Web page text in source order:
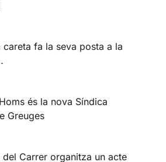
careta fa la seva posta a la
és la nova Síndica
Greuges
del Carrer organitza un acte